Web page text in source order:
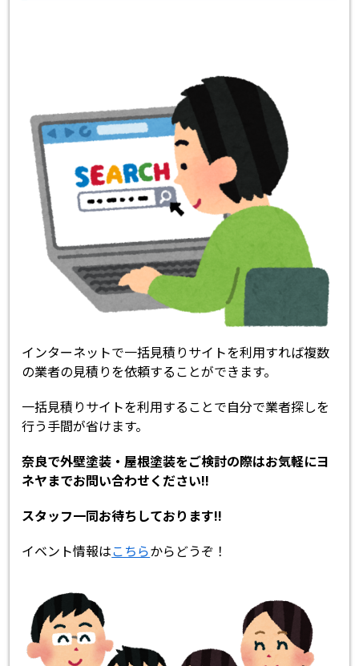
インターネットで一括見積りサイトを利用すれば複数
の業者の見積りを依頼することができます。
一括見積りサイトを利用することで自分で業者探しを
行う手間が省けます。
奈良で外壁塗装・屋根塗装をご検討の際はお気軽にヨ
ネヤまでお問い合わせください!!
スタッフ一同お待ちしております!!
イベント情報はこちらからどうぞ！